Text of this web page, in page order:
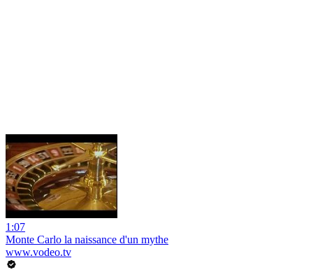
1:07
Monte Carlo la naissance d'un mythe
www.vodeo.tv